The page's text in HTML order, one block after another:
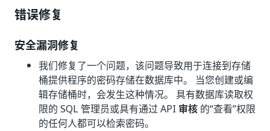
错误修复
安全漏洞修复
我们修复了一个问题，该问题导致用于连接到存储
桶提供程序的密码存储在数据库中。 当您创建或编
辑存储桶时，会发生这种情况。 具有数据库读取权
限的 SQL 管理员或具有通过 API 审核 的“查看”权限
的任何人都可以检索密码。